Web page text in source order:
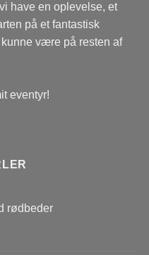
have en oplevelse, et
på et fantastisk
være på resten af
eventyr!
rødbeder